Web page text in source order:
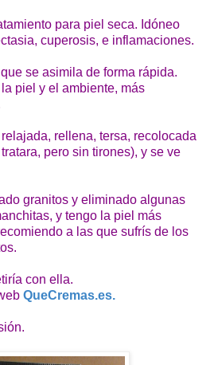
para piel seca. Idóneo
cuperosis, e inflamaciones.
se asimila de forma rápida.
piel y el ambiente, más
rellena, tersa, recolocada
pero sin tirones), y se ve
granitos y eliminado algunas
y tengo la piel más
a las que sufrís de los
con ella.
QueCremas.es.